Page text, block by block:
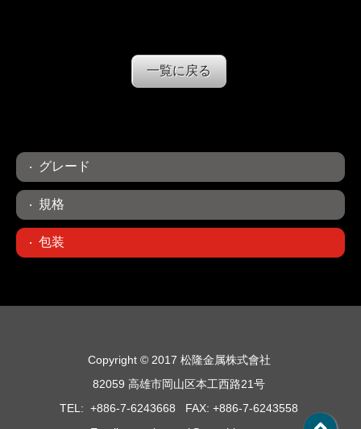
一覧に戻る
グレード
規格
包装
Copyright © 2017 松隆金属株式會社
82059 高雄市岡山区本工西路21号
TEL: +886-7-6243668 FAX: +886-7-6243558